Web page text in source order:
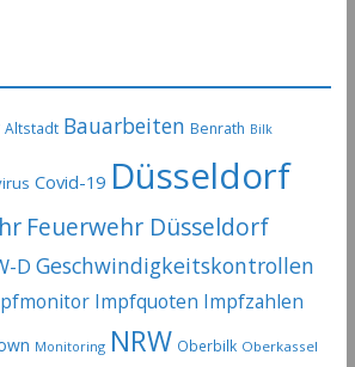
Altstadt Bauarbeiten Benrath Bilk
Covid-19 Düsseldorf
Feuerwehr Düsseldorf
D Geschwindigkeitskontrollen
Impfquoten Impfzahlen
Monitoring NRW Oberbilk Oberkassel